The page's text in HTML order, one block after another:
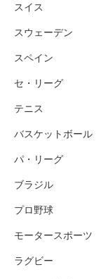
スイス
スウェーデン
スペイン
セ・リーグ
テニス
バスケットボール
パ・リーグ
ブラジル
プロ野球
モータースポーツ
ラグビー